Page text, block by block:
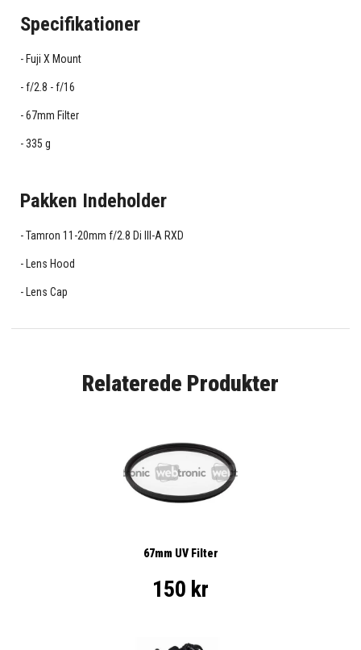
Specifikationer
Fuji X Mount
f/2.8 - f/16
67mm Filter
335 g
Pakken Indeholder
Tamron 11-20mm f/2.8 Di III-A RXD
Lens Hood
Lens Cap
Relaterede Produkter
67mm UV Filter
150 kr